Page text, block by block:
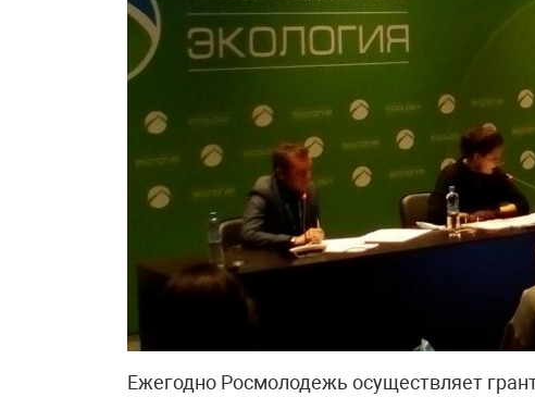
Ежегодно Росмолодежь осуществляет